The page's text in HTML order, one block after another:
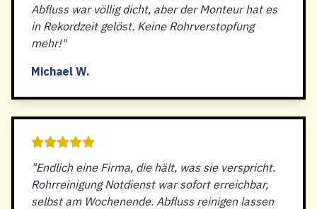
Abfluss war völlig dicht, aber der Monteur hat es
in Rekordzeit gelöst. Keine Rohrverstopfung
mehr!"
Michael W.
"Endlich eine Firma, die hält, was sie verspricht.
Rohrreinigung Notdienst war sofort erreichbar,
selbst am Wochenende. Abfluss reinigen lassen